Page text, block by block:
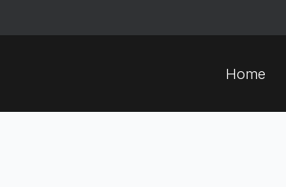
Home